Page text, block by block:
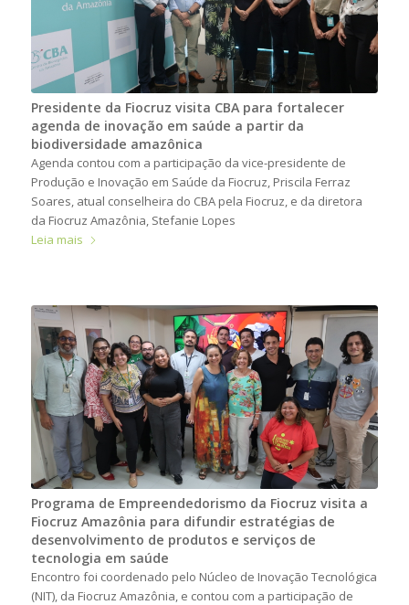
Presidente da Fiocruz visita CBA para fortalecer
agenda de inovação em saúde a partir da
biodiversidade amazônica
Agenda contou com a participação da vice-presidente de
Produção e Inovação em Saúde da Fiocruz, Priscila Ferraz
Soares, atual conselheira do CBA pela Fiocruz, e da diretora
da Fiocruz Amazônia, Stefanie Lopes
Leia mais
Programa de Empreendedorismo da Fiocruz visita a
Fiocruz Amazônia para difundir estratégias de
desenvolvimento de produtos e serviços de
tecnologia em saúde
Encontro foi coordenado pelo Núcleo de Inovação Tecnológica
(NIT), da Fiocruz Amazônia, e contou com a participação de